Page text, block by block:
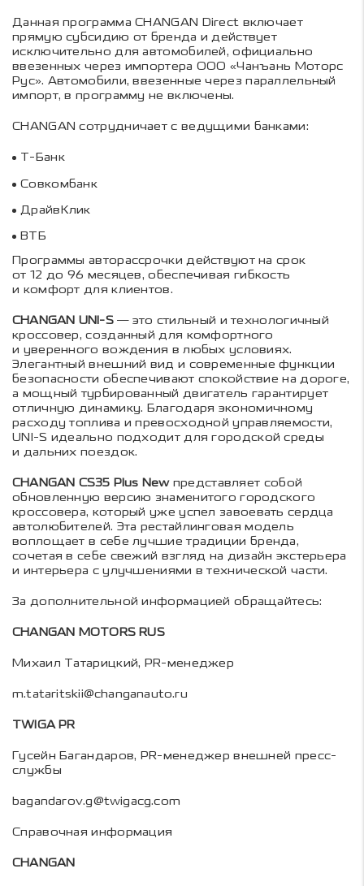
Данная программа CHANGAN Direct включает
прямую субсидию от бренда и действует
исключительно для автомобилей, официально
ввезенных через импортера ООО «Чанъань Моторс
Рус». Автомобили, ввезенные через параллельный
импорт, в программу не включены.
CHANGAN сотрудничает с ведущими банками:
Т-Банк
Совкомбанк
ДрайвКлик
ВТБ
Программы авторассрочки действуют на срок
от 12 до 96 месяцев, обеспечивая гибкость
и комфорт для клиентов.
CHANGAN UNI-S— это стильный и технологичный
кроссовер, созданный для комфортного
и уверенного вождения в любых условиях.
Элегантный внешний вид и современные функции
безопасности обеспечивают спокойствие на дороге,
а мощный турбированный двигатель гарантирует
отличную динамику. Благодаря экономичному
расходу топлива и превосходной управляемости,
UNI-S идеально подходит для городской среды
и дальних поездок.
CHANGAN CS35 Plus Newпредставляет собой
обновленную версию знаменитого городского
кроссовера, который уже успел завоевать сердца
автолюбителей. Эта рестайлинговая модель
воплощает в себе лучшие традиции бренда,
сочетая в себе свежий взгляд на дизайн экстерьера
и интерьера с улучшениями в технической части.
За дополнительной информацией обращайтесь:
CHANGAN MOTORS RUS
Михаил Татарицкий, PR-менеджер
m.tataritskii@changanauto.ru
TWIGA PR
Гусейн Багандаров, PR-менеджер внешней пресс-
службы
bagandarov.g@twigacg.com
Справочная информация
CHANGAN